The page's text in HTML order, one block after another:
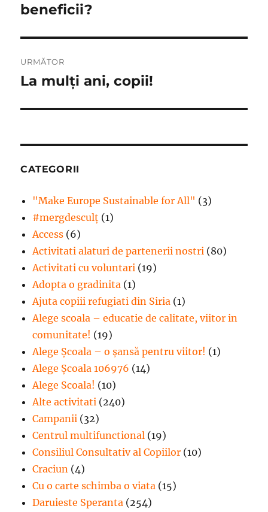
articole
anterior:
beneficii?
URMĂTOR
Articolul
La mulți ani, copii!
CATEGORII
"Make Europe Sustainable for All" (3)
#mergdesculţ (1)
Access (6)
Activitati alaturi de partenerii nostri (80)
Activitati cu voluntari (19)
Adopta o gradinita (1)
Ajuta copiii refugiati din Siria (1)
Alege scoala – educatie de calitate, viitor in
comunitate! (19)
Alege Şcoala – o şansă pentru viitor! (1)
Alege Școala 106976 (14)
Alege Scoala! (10)
Alte activitati (240)
Campanii (32)
Centrul multifunctional (19)
Consiliul Consultativ al Copiilor (10)
Craciun (4)
Cu o carte schimba o viata (15)
Daruieste Speranta (254)